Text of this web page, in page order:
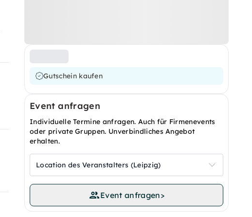
Gutschein kaufen
Event anfragen
Individuelle Termine anfragen. Auch für Firmenevents
oder private Gruppen. Unverbindliches Angebot
erhalten.
Location des Veranstalters (Leipzig)
Event anfragen>